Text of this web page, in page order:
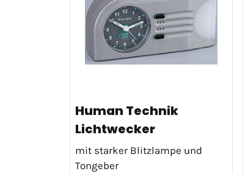
Human Technik
Lichtwecker
mit starker Blitzlampe und
Tongeber